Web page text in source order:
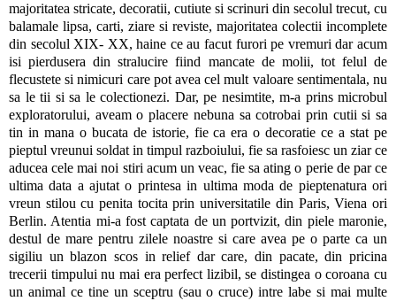
majoritatea stricate, decoratii, cutiute si scrinuri din secolul trecut, cu
balamale lipsa, carti, ziare si reviste, majoritatea colectii incomplete
din secolul XIX- XX, haine ce au facut furori pe vremuri dar acum
isi pierdusera din stralucire fiind mancate de molii, tot felul de
flecustete si nimicuri care pot avea cel mult valoare sentimentala, nu
sa le tii si sa le colectionezi. Dar, pe nesimtite, m-a prins microbul
exploratorului, aveam o placere nebuna sa cotrobai prin cutii si sa
tin in mana o bucata de istorie, fie ca era o decoratie ce a stat pe
pieptul vreunui soldat in timpul razboiului, fie sa rasfoiesc un ziar ce
aducea cele mai noi stiri acum un veac, fie sa ating o perie de par ce
ultima data a ajutat o printesa in ultima moda de pieptenatura ori
vreun stilou cu penita tocita prin universitatile din Paris, Viena ori
Berlin. Atentia mi-a fost captata de un portvizit, din piele maronie,
destul de mare pentru zilele noastre si care avea pe o parte ca un
sigiliu un blazon scos in relief dar care, din pacate, din pricina
trecerii timpului nu mai era perfect lizibil, se distingea o coroana cu
un animal ce tine un sceptru (sau o cruce) intre labe si mai multe